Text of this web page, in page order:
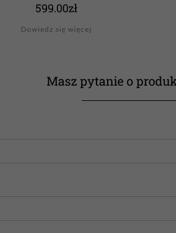
599.00zł
Dowiedz się więcej
Masz pytanie o